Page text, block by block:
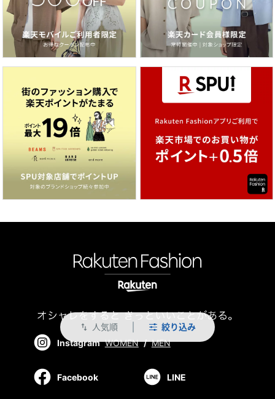
swap_vert 人気順 絞り込み
Instagram WOMEN / MEN
Facebook LINE